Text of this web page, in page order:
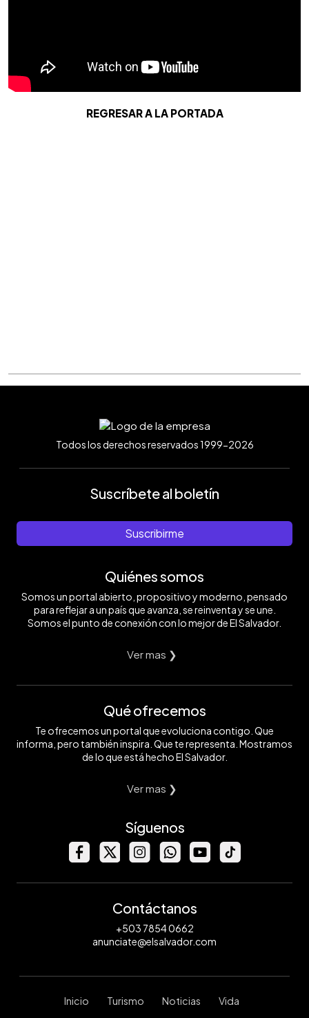
REGRESAR A LA PORTADA
Todos los derechos reservados 1999-2026
Suscríbete al boletín
Suscribirme
Quiénes somos
Somos un portal abierto, propositivo y moderno, pensado
para reflejar a un país que avanza, se reinventa y se une.
Somos el punto de conexión con lo mejor de El Salvador.
Ver mas ❯
Qué ofrecemos
Te ofrecemos un portal que evoluciona contigo. Que
informa, pero también inspira. Que te representa. Mostramos
de lo que está hecho El Salvador.
Ver mas ❯
Síguenos
Contáctanos
+503 7854 0662
anunciate@elsalvador.com
Inicio Turismo Noticias Vida